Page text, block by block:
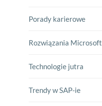
Porady karierowe
Rozwiązania Microsoft
Technologie jutra
Trendy w SAP-ie